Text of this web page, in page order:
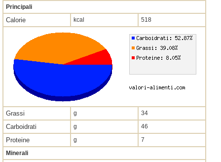
Principali
Calorie kcal 518
Grassi g 34
Carboidrati g 46
Proteine g
7
Minerali